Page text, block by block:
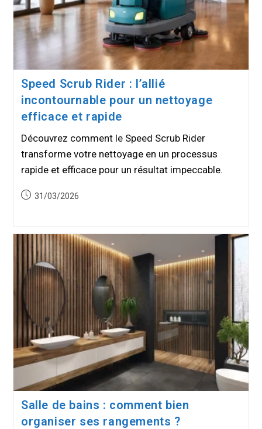
Speed Scrub Rider : l’allié
incontournable pour un nettoyage
efficace et rapide
Découvrez comment le Speed Scrub Rider
transforme votre nettoyage en un processus
rapide et efficace pour un résultat impeccable.
Publication
31/03/2026
Salle de bains : comment bien
organiser ses rangements ?